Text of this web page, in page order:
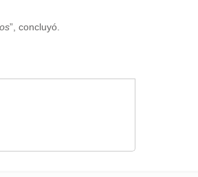
”, concluyó.